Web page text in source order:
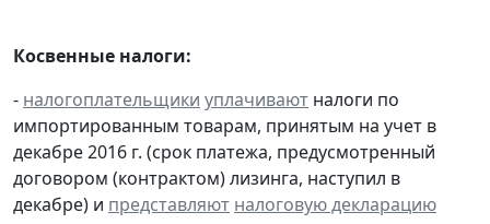
Косвенные налоги:
- налогоплательщики уплачивают налоги по
импортированным товарам, принятым на учет в
декабре 2016 г. (срок платежа, предусмотренный
договором (контрактом) лизинга, наступил в
декабре) и представляют налоговую декларацию